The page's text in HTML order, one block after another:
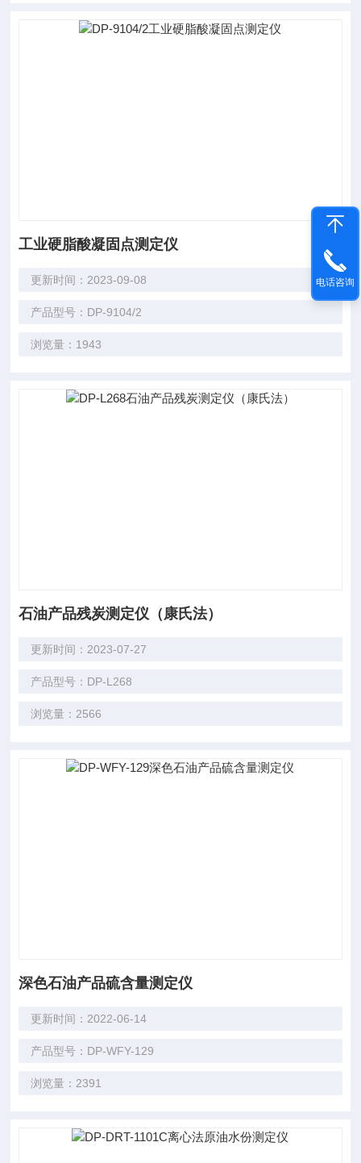
工业硬脂酸凝固点测定仪
更新时间：2023-09-08
产品型号：DP-9104/2
浏览量：1943
石油产品残炭测定仪（康氏法）
更新时间：2023-07-27
产品型号：DP-L268
浏览量：2566
深色石油产品硫含量测定仪
更新时间：2022-06-14
产品型号：DP-WFY-129
浏览量：2391
电话咨询